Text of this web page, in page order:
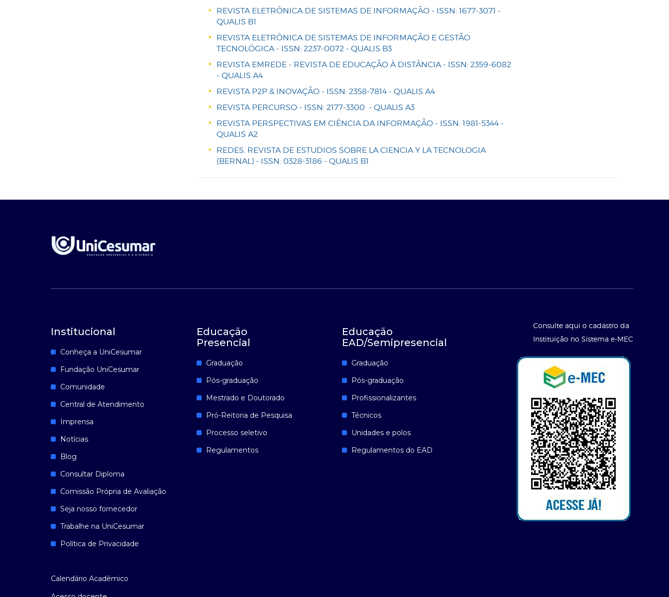
REVISTA ELETRÔNICA DE SISTEMAS DE INFORMAÇÃO - ISSN: 1677-3071 -
QUALIS B1
REVISTA ELETRÔNICA DE SISTEMAS DE INFORMAÇÃO E GESTÃO
TECNOLÓGICA - ISSN: 2237-0072 - QUALIS B3
REVISTA EMREDE - REVISTA DE EDUCAÇÃO À DISTÂNCIA - ISSN: 2359-6082
- QUALIS A4
REVISTA P2P & INOVAÇÃO - ISSN: 2358-7814 - QUALIS A4
REVISTA PERCURSO - ISSN: 2177-3300 - QUALIS A3
REVISTA PERSPECTIVAS EM CIÊNCIA DA INFORMAÇÃO - ISSN: 1981-5344 -
QUALIS A2
REDES. REVISTA DE ESTUDIOS SOBRE LA CIENCIA Y LA TECNOLOGIA
(BERNAL) - ISSN: 0328-3186 - QUALIS B1
Institucional
Conheça a UniCesumar
Fundação UniCesumar
Comunidade
Central de Atendimento
Imprensa
Notícias
Blog
Consultar Diploma
Comissão Própria de Avaliação
Seja nosso fornecedor
Trabalhe na UniCesumar
Política de Privacidade
Calendário Acadêmico
Educação
Presencial
Graduação
Pós-graduação
Mestrado e Doutorado
Pró-Reitoria de Pesquisa
Processo seletivo
Regulamentos
Educação
EAD/Semipresencial
Graduação
Pós-graduação
Profissionalizantes
Técnicos
Unidades e polos
Regulamentos do EAD
Consulte aqui o cadastro da
Instituição no Sistema e-MEC